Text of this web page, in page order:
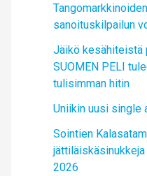
sanoituskilpailun
Jäikö kesähiteistä
SUOMEN PELI
tulisimman hitin
Uniikin uusi single
Sointien
2026